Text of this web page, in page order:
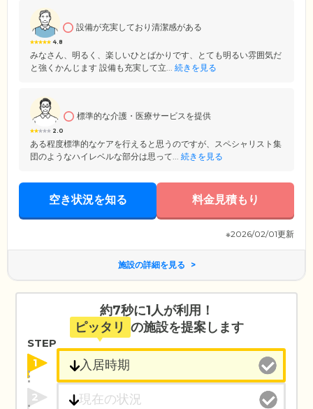
4.8
設備が充実しており清潔感がある
みなさん、明るく、楽しいひとばかりです、とても明るい雰囲気だ
と強くかんじます 設備も充実して立... 続きを見る
2.0
標準的な介護・医療サービスを提供
ある程度標準的なケアを行えると思うのですが、スペシャリスト集
団のようなハイレベルな部分は思って... 続きを見る
空き状況を知る 料金見積もり
※2026/02/01更新
施設の詳細を見る
約7秒に1人が利用！
ピッタリ の施設を提案します
STEP
1
2